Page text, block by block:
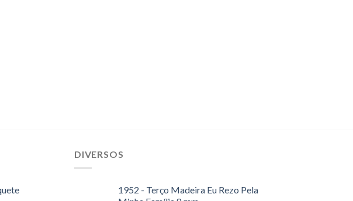
DIVERSOS
1952 - Terço Madeira Eu Rezo Pela